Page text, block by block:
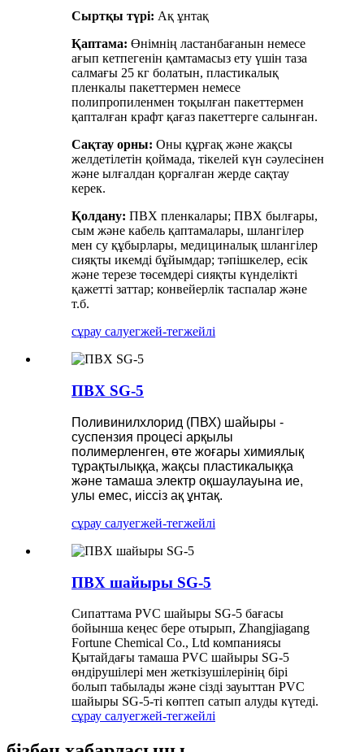
Сыртқы түрі: Ақ ұнтақ
Қаптама: Өнімнің ластанбағанын немесе
ағып кетпегенін қамтамасыз ету үшін таза
салмағы 25 кг болатын, пластикалық
пленкалы пакеттермен немесе
полипропиленмен тоқылған пакеттермен
қапталған крафт қағаз пакеттерге салынған.
Сақтау орны: Оны құрғақ және жақсы
желдетілетін қоймада, тікелей күн сәулесінен
және ылғалдан қорғалған жерде сақтау
керек.
Қолдану: ПВХ пленкалары; ПВХ былғары,
сым және кабель қаптамалары, шлангілер
мен су құбырлары, медициналық шлангілер
сияқты икемді бұйымдар; тәпішкелер, есік
және терезе төсемдері сияқты күнделікті
қажетті заттар; конвейерлік таспалар және
т.б.
сұрау салуегжей-тегжейлі
ПВХ SG-5
Поливинилхлорид (ПВХ) шайыры -
суспензия процесі арқылы
полимерленген, өте жоғары химиялық
тұрақтылыққа, жақсы пластикалыққа
және тамаша электр оқшаулауына ие,
улы емес, иіссіз ақ ұнтақ.
сұрау салуегжей-тегжейлі
ПВХ шайыры SG-5
Сипаттама PVC шайыры SG-5 бағасы
бойынша кеңес бере отырып, Zhangjiagang
Fortune Chemical Co., Ltd компаниясы
Қытайдағы тамаша PVC шайыры SG-5
өндірушілері мен жеткізушілерінің бірі
болып табылады және сізді зауыттан PVC
шайыры SG-5-ті көптеп сатып алуды күтеді.
сұрау салуегжей-тегжейлі